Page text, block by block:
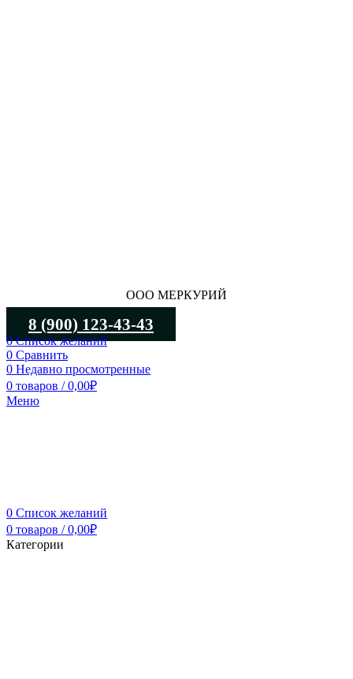
ООО МЕРКУРИЙ
8 (900) 123-43-43
0Список желаний
0 Сравнить
0 Недавно просмотренные
0 товаров / 0,00₽
Меню
0 Список желаний
0 товаров / 0,00₽
Категории